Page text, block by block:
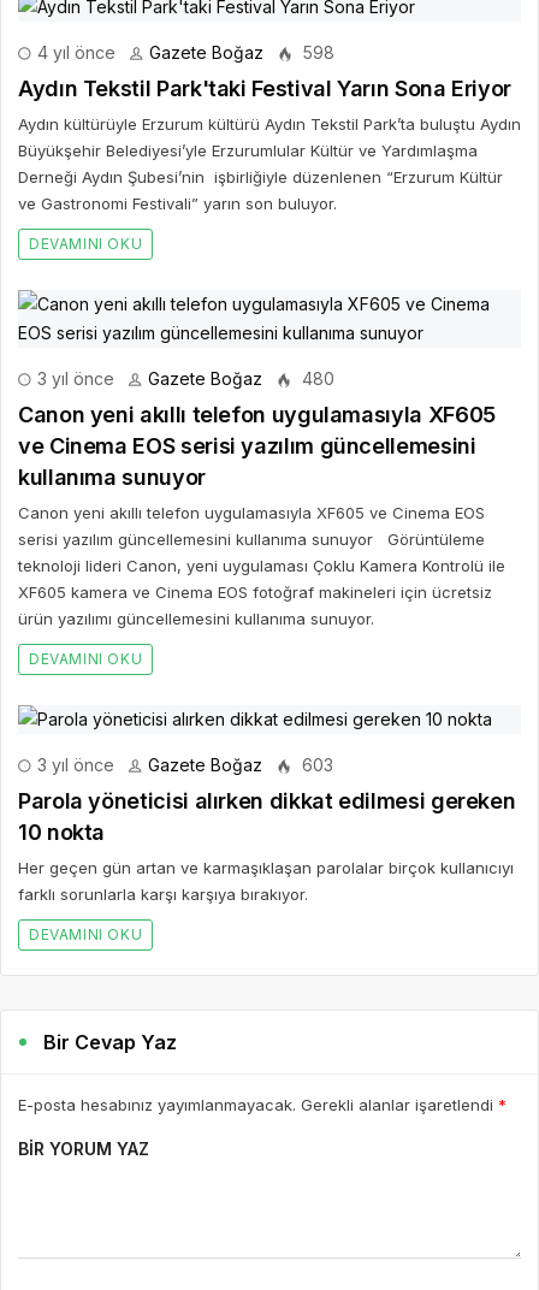
4 yıl önce Gazete Boğaz 598
Aydın Tekstil Park'taki Festival Yarın Sona Eriyor
Aydın kültürüyle Erzurum kültürü Aydın Tekstil Park’ta buluştu Aydın
Büyükşehir Belediyesi’yle Erzurumlular Kültür ve Yardımlaşma
Derneği Aydın Şubesi’nin işbirliğiyle düzenlenen “Erzurum Kültür
ve Gastronomi Festivali” yarın son buluyor.
DEVAMINI OKU
3 yıl önce Gazete Boğaz 480
Canon yeni akıllı telefon uygulamasıyla XF605
ve Cinema EOS serisi yazılım güncellemesini
kullanıma sunuyor
Canon yeni akıllı telefon uygulamasıyla XF605 ve Cinema EOS
serisi yazılım güncellemesini kullanıma sunuyor Görüntüleme
teknoloji lideri Canon, yeni uygulaması Çoklu Kamera Kontrolü ile
XF605 kamera ve Cinema EOS fotoğraf makineleri için ücretsiz
ürün yazılımı güncellemesini kullanıma sunuyor.
DEVAMINI OKU
3 yıl önce Gazete Boğaz 603
Parola yöneticisi alırken dikkat edilmesi gereken
10 nokta
Her geçen gün artan ve karmaşıklaşan parolalar birçok kullanıcıyı
farklı sorunlarla karşı karşıya bırakıyor.
DEVAMINI OKU
Bir Cevap Yaz
E-posta hesabınız yayımlanmayacak. Gerekli alanlar işaretlendi *
BIR YORUM YAZ